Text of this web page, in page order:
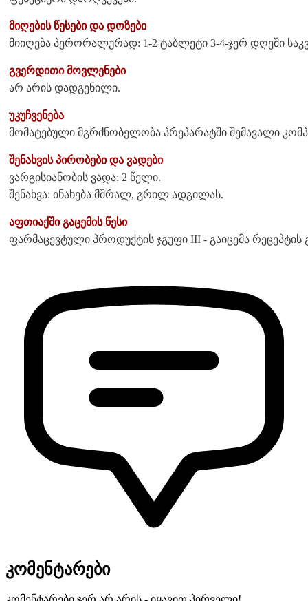
მიღების წესები და დოზები
მიიღება პერორალურად: 1-2 ტაბლეტი 3-4-ჯერ დღეში
გვერდითი მოვლენები
არ არის დადგენილი.
უკუჩვენება
მომატებული მგრძნობელობა პრეპარატში შემავალი
შენახვის პირობები და ვადები
ვარგისიანობის ვადა: 2 წელი.
შენახვა: ინახება მშრალ, გრილ ადგილას.
აფთიაქში გაცემის წესი
ფარმაცევტული პროდუქტის ჯგუფი III - გაიცემა რეცეპტის
კომენტარები